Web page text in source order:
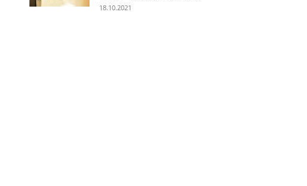
18.10.2021